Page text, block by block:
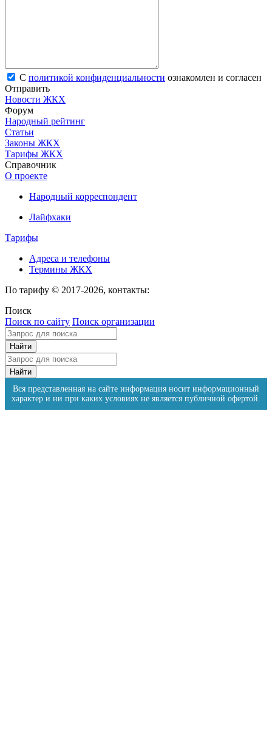
С политикой конфиденциальности ознакомлен и согласен
Отправить
Новости ЖКХ
Форум
Народный рейтинг
Статьи
Законы ЖКХ
Тарифы ЖКХ
Справочник
О проекте
Народный корреспондент
Лайфхаки
Тарифы
Адреса и телефоны
Термины ЖКХ
По тарифу © 2017-2026, контакты:
Поиск
Поиск по сайту Поиск организации
Вся представленная на сайте информация носит информационный
характер и ни при каких условиях не является публичной офертой.